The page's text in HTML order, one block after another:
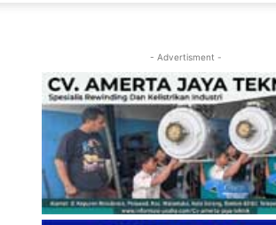
- Advertisment -